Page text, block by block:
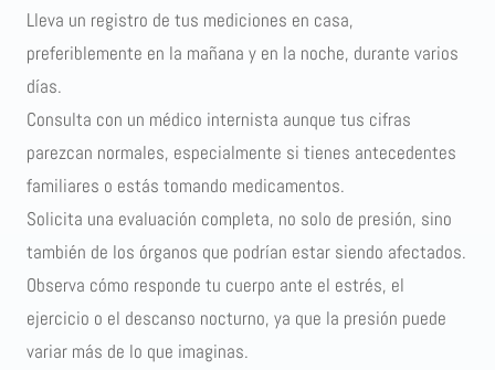
Lleva un registro de tus mediciones en casa,
preferiblemente en la mañana y en la noche, durante varios
días.
Consulta con un médico internista aunque tus cifras
parezcan normales, especialmente si tienes antecedentes
familiares o estás tomando medicamentos.
Solicita una evaluación completa, no solo de presión, sino
también de los órganos que podrían estar siendo afectados.
Observa cómo responde tu cuerpo ante el estrés, el
ejercicio o el descanso nocturno, ya que la presión puede
variar más de lo que imaginas.